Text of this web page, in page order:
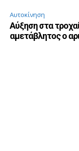
Αυτοκίνηση
Αύξηση στα
αμετάβλητος ο